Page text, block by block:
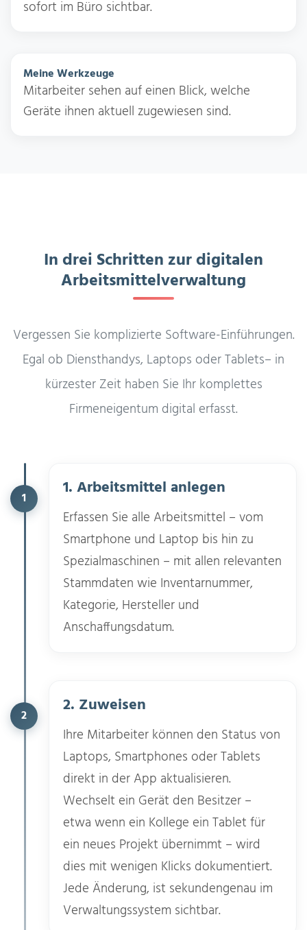
sofort im Büro sichtbar.
Meine Werkzeuge
Mitarbeiter sehen auf einen Blick, welche
Geräte ihnen aktuell zugewiesen sind.
In drei Schritten zur digitalen
Arbeitsmittelverwaltung
Vergessen Sie komplizierte Software-Einführungen.
Egal ob Diensthandys, Laptops oder Tablets– in
kürzester Zeit haben Sie Ihr komplettes
Firmeneigentum digital erfasst.
1 1. Arbeitsmittel anlegen
Erfassen Sie alle Arbeitsmittel – vom
Smartphone und Laptop bis hin zu
Spezialmaschinen – mit allen relevanten
Stammdaten wie Inventarnummer,
Kategorie, Hersteller und
Anschaffungsdatum.
2 2. Zuweisen
Ihre Mitarbeiter können den Status von
Laptops, Smartphones oder Tablets
direkt in der App aktualisieren.
Wechselt ein Gerät den Besitzer –
etwa wenn ein Kollege ein Tablet für
ein neues Projekt übernimmt – wird
dies mit wenigen Klicks dokumentiert.
Jede Änderung, ist sekundengenau im
Verwaltungssystem sichtbar.